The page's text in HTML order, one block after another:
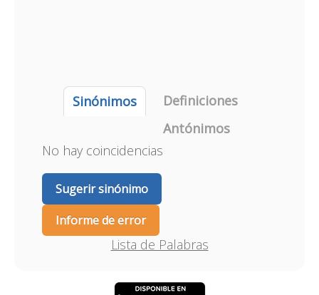
Sinónimos
Definiciones
Antónimos
No hay coincidencias
Sugerir sinónimo
Informe de error
Lista de Palabras